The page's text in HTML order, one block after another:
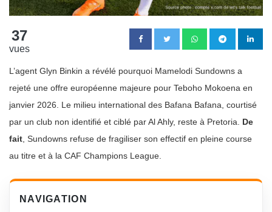
37
vues
L’agent Glyn Binkin a révélé pourquoi Mamelodi Sundowns a
rejeté une offre européenne majeure pour Teboho Mokoena en
janvier 2026. Le milieu international des Bafana Bafana, courtisé
par un club non identifié et ciblé par Al Ahly, reste à Pretoria. De
fait, Sundowns refuse de fragiliser son effectif en pleine course
au titre et à la CAF Champions League.
NAVIGATION